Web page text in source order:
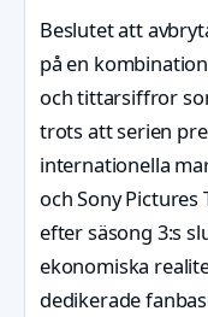
Beslutet att
på en
och tittarsiffror
trots att serien
internationella
och Sony
efter säsong 3:s
ekonomiska
dedikerade